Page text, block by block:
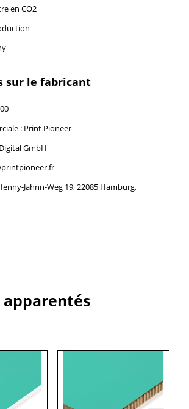
en CO2
sur le fabricant
: Print Pioneer
GmbH
Jahnn-Weg 19, 22085 Hamburg,